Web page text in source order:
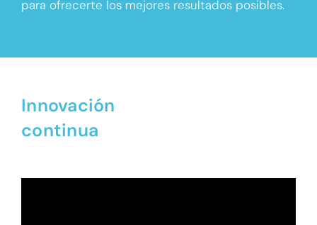
para ofrecerte los mejores resultados posibles.
Innovación
continua